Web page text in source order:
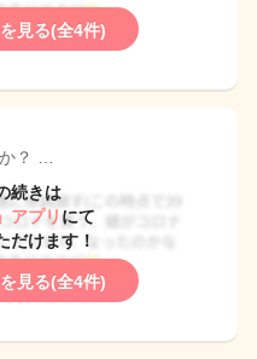
見る(全4件)
？ …
続きは
アプリ にて
だけます！
見る(全4件)